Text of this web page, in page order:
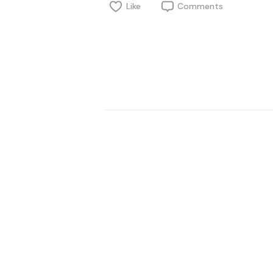
Like Comments